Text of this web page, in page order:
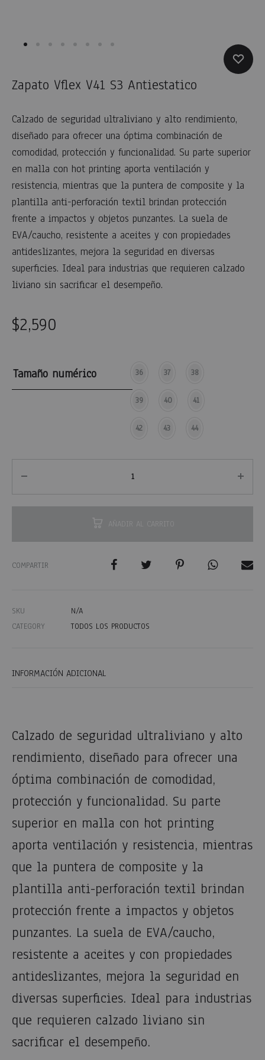
Zapato Vflex V41 S3 Antiestatico
Calzado de seguridad ultraliviano y alto rendimiento,
diseñado para ofrecer una óptima combinación de
comodidad, protección y funcionalidad. Su parte superior
en malla con hot printing aporta ventilación y
resistencia, mientras que la puntera de composite y la
plantilla anti-perforación textil brindan protección
frente a impactos y objetos punzantes. La suela de
EVA/caucho, resistente a aceites y con propiedades
antideslizantes, mejora la seguridad en diversas
superficies. Ideal para industrias que requieren calzado
liviano sin sacrificar el desempeño.
$2,590
Tamaño numérico 36 37 38
39 40 41
42 43 44
AÑADIR AL CARRITO
COMPARTIR
SKU
N/A
CATEGORY
TODOS LOS PRODUCTOS
INFORMACIÓN ADICIONAL
Calzado de seguridad ultraliviano y alto
rendimiento, diseñado para ofrecer una
óptima combinación de comodidad,
protección y funcionalidad. Su parte
superior en malla con hot printing
aporta ventilación y resistencia, mientras
que la puntera de composite y la
plantilla anti-perforación textil brindan
protección frente a impactos y objetos
punzantes. La suela de EVA/caucho,
resistente a aceites y con propiedades
antideslizantes, mejora la seguridad en
diversas superficies. Ideal para industrias
que requieren calzado liviano sin
sacrificar el desempeño.